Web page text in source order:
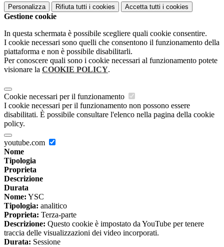
Personalizza Rifiuta tutti i cookies Accetta tutti i cookies
Gestione cookie
In questa schermata è possibile scegliere quali cookie consentire.
I cookie necessari sono quelli che consentono il funzionamento della
piattaforma e non è possibile disabilitarli.
Per conoscere quali sono i cookie necessari al funzionamento potete
visionare la COOKIE POLICY.
Cookie necessari per il funzionamento
I cookie necessari per il funzionamento non possono essere
disabilitati. È possibile consultare l'elenco nella pagina della cookie
policy.
youtube.com
Nome
Tipologia
Proprieta
Descrizione
Durata
Nome: YSC
Tipologia: analitico
Proprieta: Terza-parte
Descrizione: Questo cookie è impostato da YouTube per tenere
traccia delle visualizzazioni dei video incorporati.
Durata: Sessione